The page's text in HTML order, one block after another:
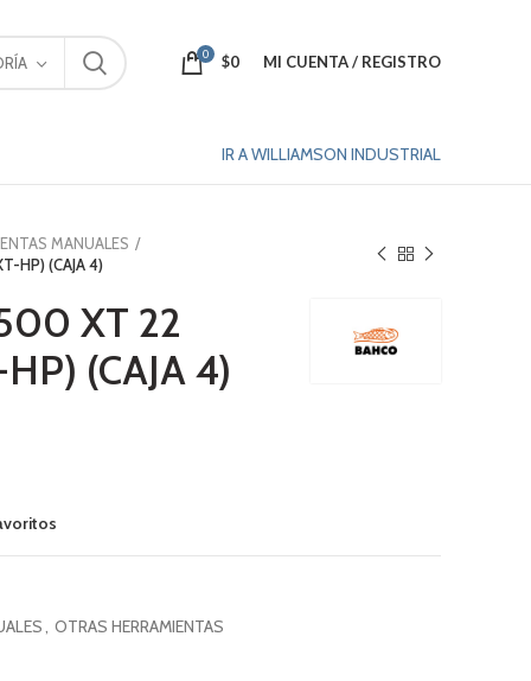
0 $0 MI CUENTA / REGISTRO
IR A WILLIAMSON INDUSTRIAL
MANUALES
HP) (CAJA 4)
XT 22
(CAJA 4)
, OTRAS HERRAMIENTAS